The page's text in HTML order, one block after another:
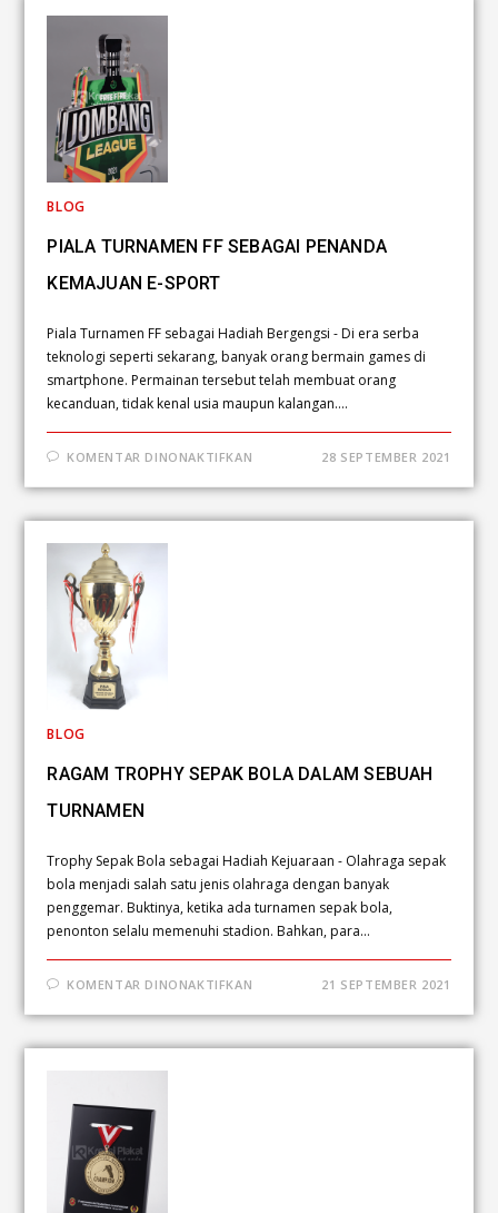
BLOG
PIALA TURNAMEN FF SEBAGAI PENANDA
KEMAJUAN E-SPORT
Piala Turnamen FF sebagai Hadiah Bergengsi - Di era serba
teknologi seperti sekarang, banyak orang bermain games di
smartphone. Permainan tersebut telah membuat orang
kecanduan, tidak kenal usia maupun kalangan.…
KOMENTAR DINONAKTIFKAN 28 SEPTEMBER 2021
BLOG
RAGAM TROPHY SEPAK BOLA DALAM SEBUAH
TURNAMEN
Trophy Sepak Bola sebagai Hadiah Kejuaraan - Olahraga sepak
bola menjadi salah satu jenis olahraga dengan banyak
penggemar. Buktinya, ketika ada turnamen sepak bola,
penonton selalu memenuhi stadion. Bahkan, para…
KOMENTAR DINONAKTIFKAN 21 SEPTEMBER 2021